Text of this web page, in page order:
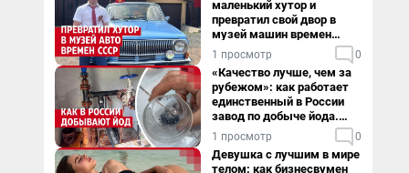
маленький хутор и
превратил свой двор в
музей машин времен
СССР. Видео
1 просмотр 0
«Качество лучше, чем за
рубежом»: как работает
единственный в России
завод по добыче йода.
Видео
1 просмотр 0
Девушка с лучшим в мире
телом: как бизнесвумен